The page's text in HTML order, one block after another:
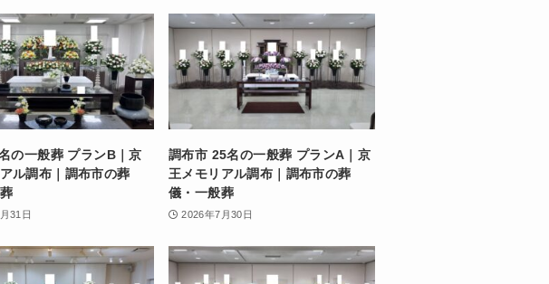
の一般葬 プランB｜京
ル調布｜調布市の葬
31日
調布市 25名の一般葬 プランA｜京
王メモリアル調布｜調布市の葬
儀・一般葬
2026年7月30日